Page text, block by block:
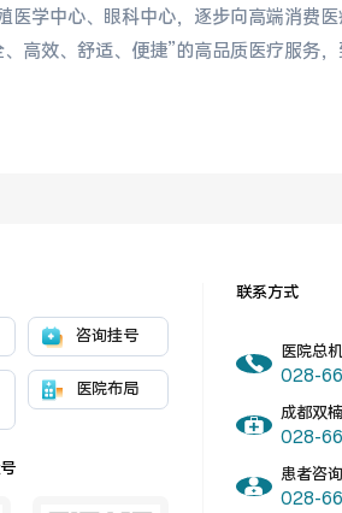
学中心、眼科中心，逐步向高端消费医
高效、舒适、便捷”的高品质医疗服务
咨询挂号
医院布局
联系方式
医院总机
028-
成都双
028-
患者咨
028-